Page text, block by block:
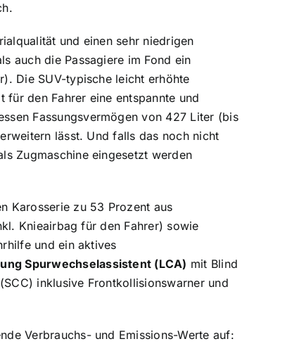
und einen sehr niedrigen
auch die Passagiere im Fond ein
Die SUV-typische leicht erhöhte
den Fahrer eine entspannte und
Fassungsvermögen von 427 Liter (bis
lässt. Und falls das noch nicht
Zugmaschine eingesetzt werden
Karosserie zu 53 Prozent aus
Knieairbag für den Fahrer) sowie
und ein aktives
Spurwechselassistent (LCA) mit Blind
inklusive Frontkollisionswarner und
Verbrauchs- und Emissions-Werte auf: